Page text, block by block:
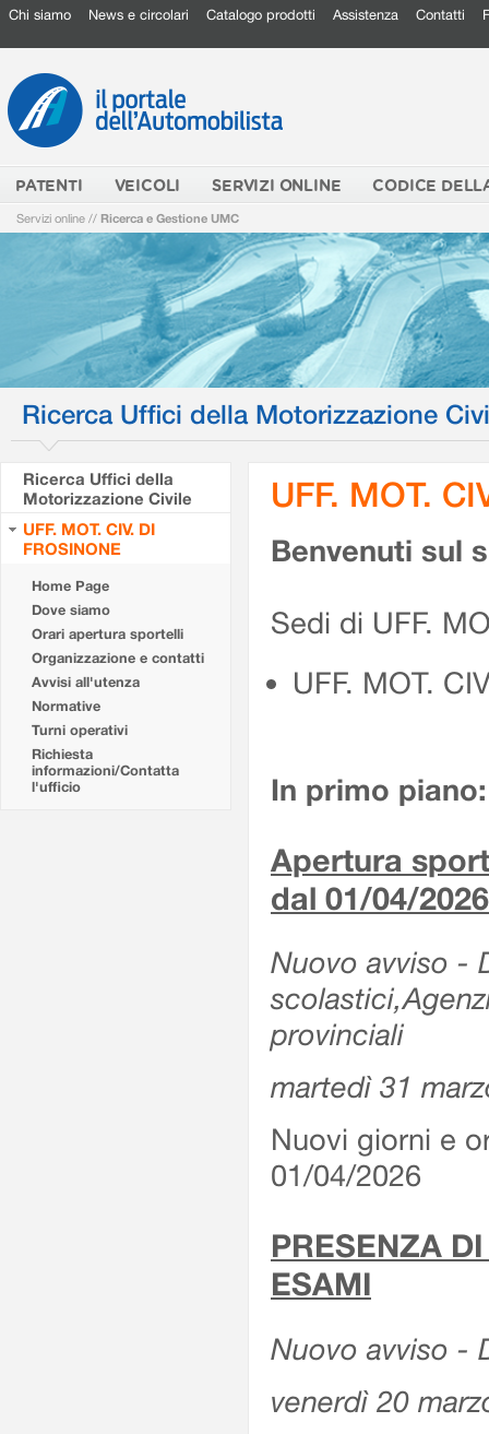
Chi siamo News e circolari Catalogo prodotti Assistenza Contatti
PATENTI VEICOLI SERVIZI ONLINE CODICE
Servizi online // Ricerca e Gestione UMC
Ricerca Uffici della Motorizzazione
Ricerca Uffici della
Motorizzazione Civile
UFF. MOT. CIV. DI
FROSINONE
Home Page
Dove siamo
Orari apertura sportelli
Organizzazione e contatti
Avvisi all'utenza
Normative
Turni operativi
Richiesta
informazioni/Contatta
l'ufficio
UFF. MOT.
Benvenuti sul
Sedi di UFF.
UFF. MOT.
In primo piano:
Apertura
dal 01/04/2026
Nuovo avviso -
provinciali
martedì 31
Nuovi giorni e
01/04/2026
PRESENZA
ESAMI
Nuovo avviso -
venerdì 20